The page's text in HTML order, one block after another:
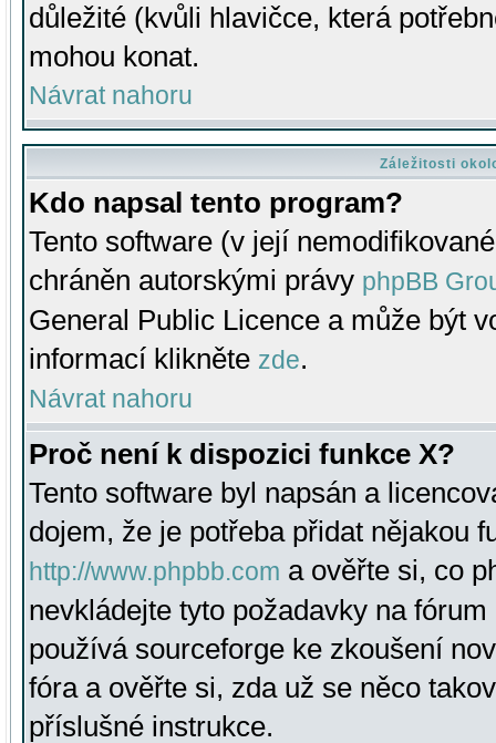
důležité (kvůli hlavičce, která
mohou konat.
Návrat nahoru
Záležitosti
Kdo napsal tento program?
Tento software (v její
chráněn autorskými právy phpBB
General Public Licence a může být
informací klikněte zde.
Návrat nahoru
Proč není k dispozici funkce X?
Tento software byl napsán a
dojem, že je potřeba přidat nějakou
http://www.phpbb.com a ověřte si, co
nevkládejte tyto požadavky na
používá sourceforge ke zkoušení
fóra a ověřte si, zda už se něco
příslušné instrukce.